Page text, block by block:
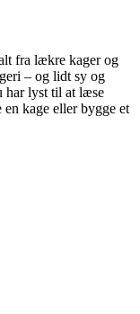
fra lækre kager og
– og lidt sy og
har lyst til at læse
kage eller bygge et